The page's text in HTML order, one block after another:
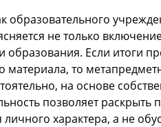
образовательного
не только
образования. Если итоги
материала, то
на основе
позволяет
характера, а не